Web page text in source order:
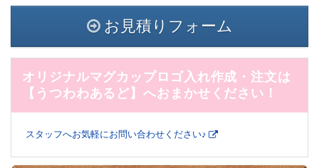
お見積りフォーム
オリジナルマグカップロゴ入れ作成・注文は
【うつわわあるど】へおまかせください！
スタッフへお気軽にお問い合わせください♪